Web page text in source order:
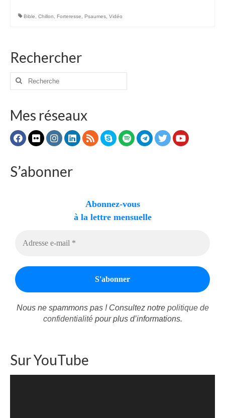
SpiNéma
Vidéos Bibliques
Conférences, Retraites
Enseignements CCRFE-ABC
Anciens enseignements Théodule
Partagez une prière
Célébrer
Lieux et Dates
Bible Chillon Forteresse Psaumes Vidéo
Rechercher
Rechercher
Mes réseaux
S’abonner
Abonnez-vous
à la lettre mensuelle
Nous ne spammons pas ! Consultez notre politique de
confidentialitépour plus d’informations.
Sur YouTube